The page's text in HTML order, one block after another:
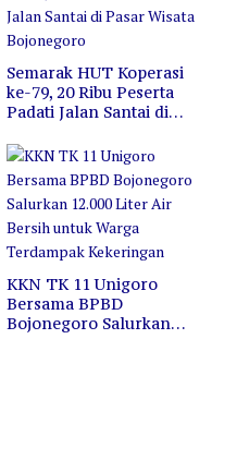
Semarak HUT Koperasi
ke-79, 20 Ribu Peserta
Padati Jalan Santai di
KKN TK 11 Unigoro
Bersama BPBD
Bojonegoro Salurkan